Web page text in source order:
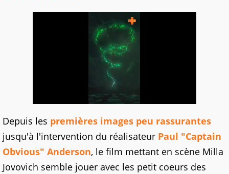
Depuis les premières images peu rassurantes
jusqu'à l'intervention du réalisateur Paul "Captain
Obvious" Anderson, le film mettant en scène Milla
Jovovich semble jouer avec les petit coeurs des